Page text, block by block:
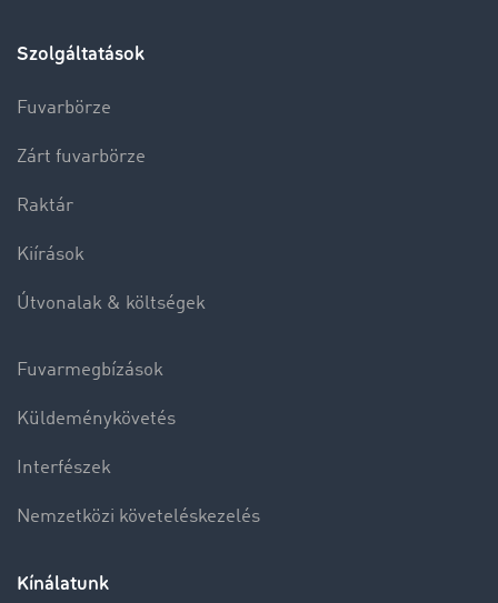
Szolgáltatások
Fuvarbörze
Zárt fuvarbörze
Raktár
Kiírások
Útvonalak & költségek
Fuvarmegbízások
Küldeménykövetés
Interfészek
Nemzetközi követeléskezelés
Kínálatunk